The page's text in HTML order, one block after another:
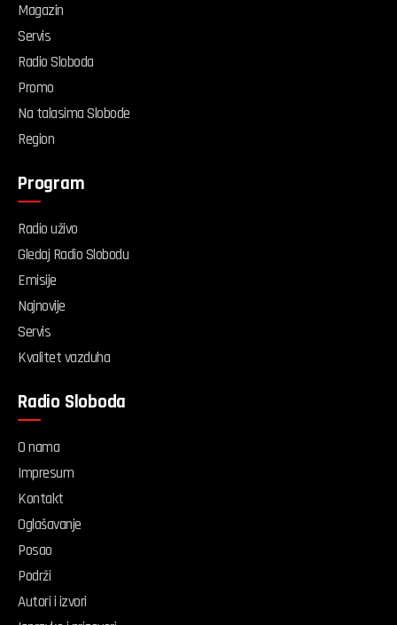
Magazin
Servis
Radio Sloboda
Promo
Na talasima Slobode
Region
Program
Radio uživo
Gledaj Radio Slobodu
Emisije
Najnovije
Servis
Kvalitet vazduha
Radio Sloboda
O nama
Impresum
Kontakt
Oglašavanje
Posao
Podrži
Autori i izvori